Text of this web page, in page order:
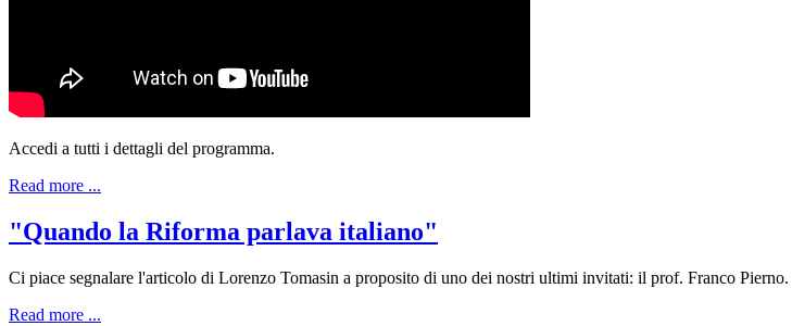
Accedi a tutti i dettagli del programma.
Read more ...
"Quando la Riforma parlava italiano"
Ci piace segnalare l'articolo di Lorenzo Tomasin a proposito di uno dei nostri ultimi invitati: il prof. Franco Pierno.
Read more ...